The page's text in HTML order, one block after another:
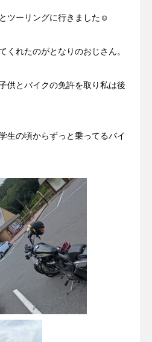
ツーリングに行きました☺
くれたのがとなりのおじさん。
供とバイクの免許を取り私は後
生の頃からずっと乗ってるバイ